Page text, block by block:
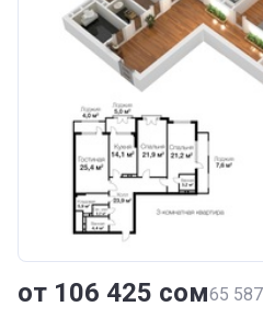
от ‍106 425 сом‍65